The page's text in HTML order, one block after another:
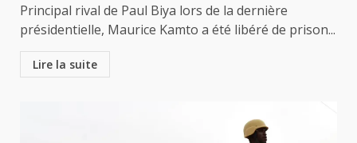
Principal rival de Paul Biya lors de la dernière
présidentielle, Maurice Kamto a été libéré de prison...
Lire la suite